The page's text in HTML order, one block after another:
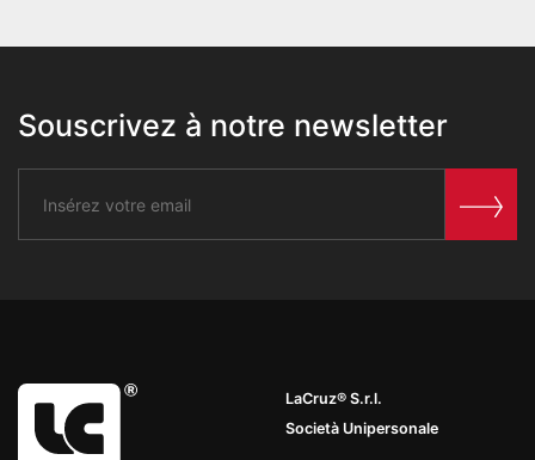
Souscrivez à notre newsletter
LaCruz® S.r.l.
Società Unipersonale